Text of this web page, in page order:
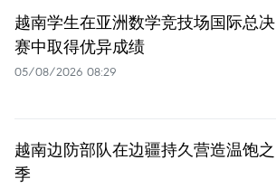
越南学生在亚洲数学竞技场国际总决
赛中取得优异成绩
05/08/2026 08:29
越南边防部队在边疆持久营造温饱之
季